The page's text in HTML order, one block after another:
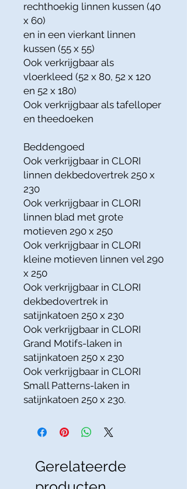
rechthoekig linnen kussen (40
x 60)
en in een vierkant linnen
kussen (55 x 55)
Ook verkrijgbaar als
vloerkleed (52 x 80, 52 x 120
en 52 x 180)
Ook verkrijgbaar als tafelloper
en theedoeken
Beddengoed
Ook verkrijgbaar in CLORI
linnen dekbedovertrek 250 x
230
Ook verkrijgbaar in CLORI
linnen blad met grote
motieven 290 x 250
Ook verkrijgbaar in CLORI
kleine motieven linnen vel 290
x 250
Ook verkrijgbaar in CLORI
dekbedovertrek in
satijnkatoen 250 x 230
Ook verkrijgbaar in CLORI
Grand Motifs-laken in
satijnkatoen 250 x 230
Ook verkrijgbaar in CLORI
Small Patterns-laken in
satijnkatoen 250 x 230.
Gerelateerde